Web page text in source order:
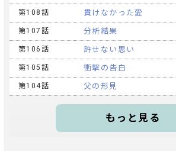
第108話 貫けなかった愛
第107話 分析結果
第106話 許せない思い
第105話 衝撃の告白
第104話 父の形見
もっと見る